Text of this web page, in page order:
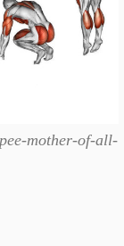
mother-of-all-